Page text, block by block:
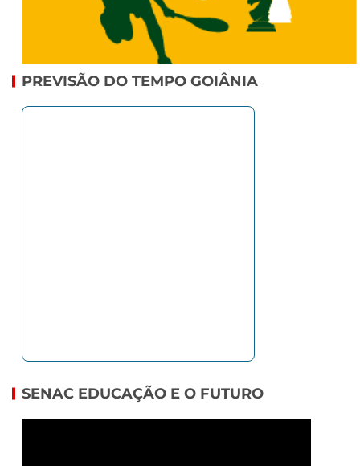
PREVISÃO DO TEMPO GOIÂNIA
SENAC EDUCAÇÃO E O FUTURO